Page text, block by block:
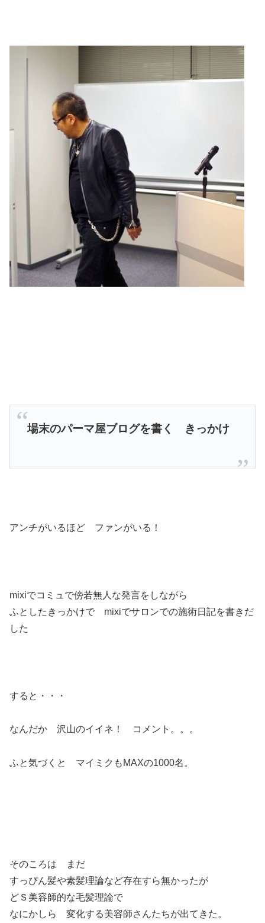
場末のパーマ屋ブログを書く きっかけ
アンチがいるほど ファンがいる！
mixiでコミュで傍若無人な発言をしながら
ふとしたきっかけで mixiでサロンでの施術日記を書きだ
した
すると・・・
なんだか 沢山のイイネ！ コメント。。。
ふと気づくと マイミクもMAXの1000名。
そのころは まだ
すっぴん髪や素髪理論など存在すら無かったが
どＳ美容師的な毛髪理論で
なにかしら 変化する美容師さんたちが出てきた。